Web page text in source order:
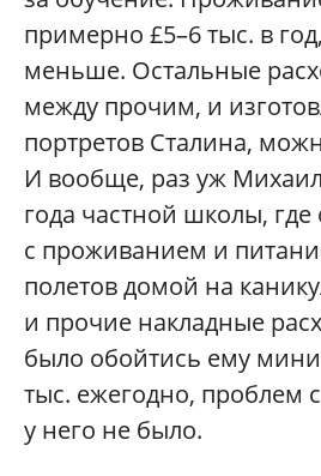
примерно £5–6 тыс. в
меньше. Остальные
между прочим, и
портретов Сталина,
И вообще, раз уж
года частной школы,
с проживанием и
полетов домой на
и прочие накладные
было обойтись ему
тыс. ежегодно, проблем
у него не было.